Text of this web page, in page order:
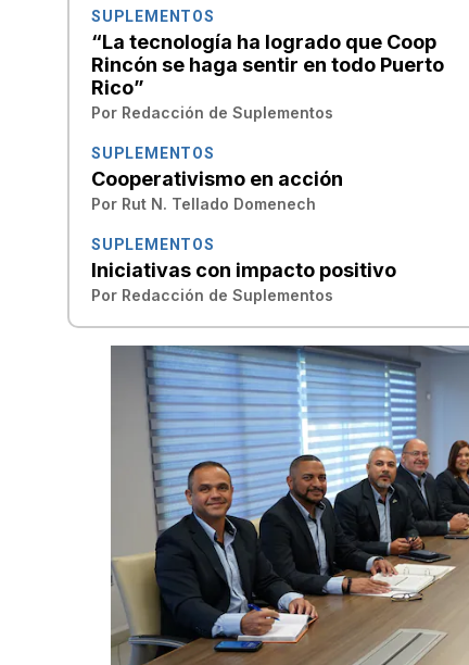
SUPLEMENTOS
“La tecnología ha logrado que Coop
Rincón se haga sentir en todo Puerto
Rico”
Por Redacción de Suplementos
SUPLEMENTOS
Cooperativismo en acción
Por Rut N. Tellado Domenech
SUPLEMENTOS
Iniciativas con impacto positivo
Por Redacción de Suplementos